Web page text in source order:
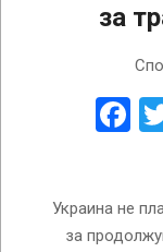
за
Украина не
за